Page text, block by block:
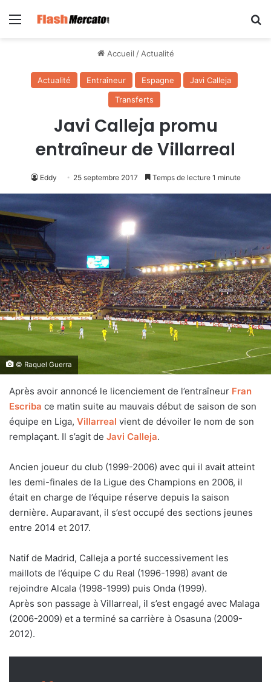
Menu
Accueil / Actualité
Actualité Entraîneur Espagne
Javi Calleja
Transferts
Javi Calleja promu
entraîneur de Villarreal
Eddy 25 septembre 2017 Temps de lecture 1 minute
© Raquel Guerra
Après avoir annoncé le licenciement de l’entraîneur Fran
Escriba ce matin suite au mauvais début de saison de son
équipe en Liga, Villarreal vient de dévoiler le nom de son
remplaçant. Il s’agit de Javi Calleja.
Ancien joueur du club (1999-2006) avec qui il avait atteint
les demi-finales de la Ligue des Champions en 2006, il
était en charge de l’équipe réserve depuis la saison
dernière. Auparavant, il s’est occupé des sections jeunes
entre 2014 et 2017.
Natif de Madrid, Calleja a porté successivement les
maillots de l’équipe C du Real (1996-1998) avant de
rejoindre Alcala (1998-1999) puis Onda (1999).
Après son passage à Villarreal, il s’est engagé avec Malaga
(2006-2009) et a terminé sa carrière à Osasuna (2009-
2012).